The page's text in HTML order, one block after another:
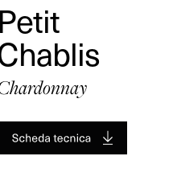
Petit